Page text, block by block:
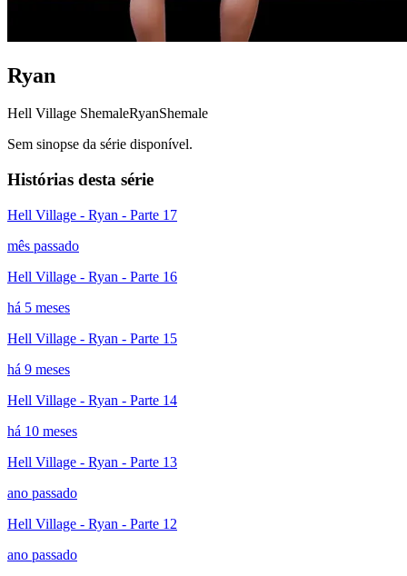
Ryan
Hell Village ShemaleRyanShemale
Sem sinopse da série disponível.
Histórias desta série
Hell Village - Ryan - Parte 17
mês passado
Hell Village - Ryan - Parte 16
há 5 meses
Hell Village - Ryan - Parte 15
há 9 meses
Hell Village - Ryan - Parte 14
há 10 meses
Hell Village - Ryan - Parte 13
ano passado
Hell Village - Ryan - Parte 12
ano passado